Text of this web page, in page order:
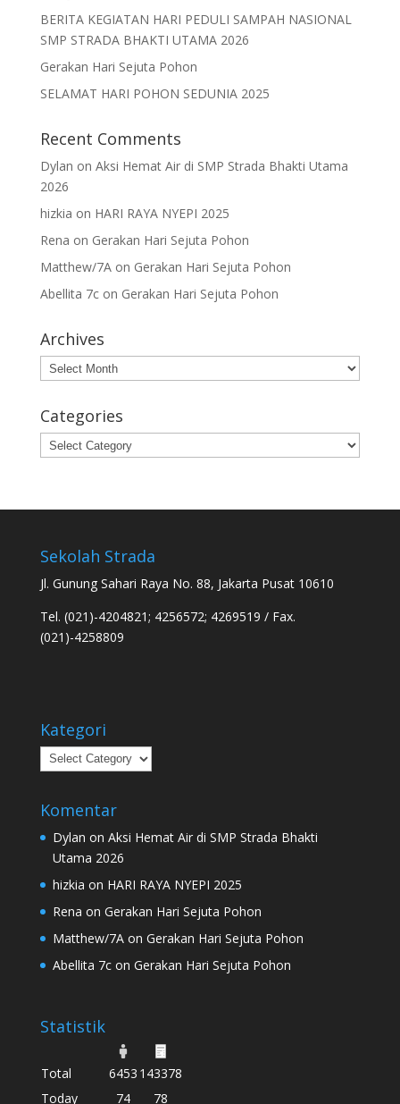
BERITA KEGIATAN HARI PEDULI SAMPAH NASIONAL
SMP STRADA BHAKTI UTAMA 2026
Gerakan Hari Sejuta Pohon
SELAMAT HARI POHON SEDUNIA 2025
Recent Comments
Dylan on Aksi Hemat Air di SMP Strada Bhakti Utama
2026
hizkia on HARI RAYA NYEPI 2025
Rena on Gerakan Hari Sejuta Pohon
Matthew/7Aon Gerakan Hari Sejuta Pohon
Abellita 7con Gerakan Hari Sejuta Pohon
Archives
Archives
Categories
Categories
Sekolah Strada
Jl. Gunung Sahari Raya No. 88, Jakarta Pusat 10610
Tel. (021)-4204821; 4256572; 4269519 / Fax.
(021)-4258809
Kategori
Kategori
Komentar
Dylan on Aksi Hemat Air di SMP Strada Bhakti
Utama 2026
hizkia on HARI RAYA NYEPI 2025
Rena on Gerakan Hari Sejuta Pohon
Matthew/7Aon Gerakan Hari Sejuta Pohon
Abellita 7con Gerakan Hari Sejuta Pohon
Statistik
Total 6453 143378
Today
74 78